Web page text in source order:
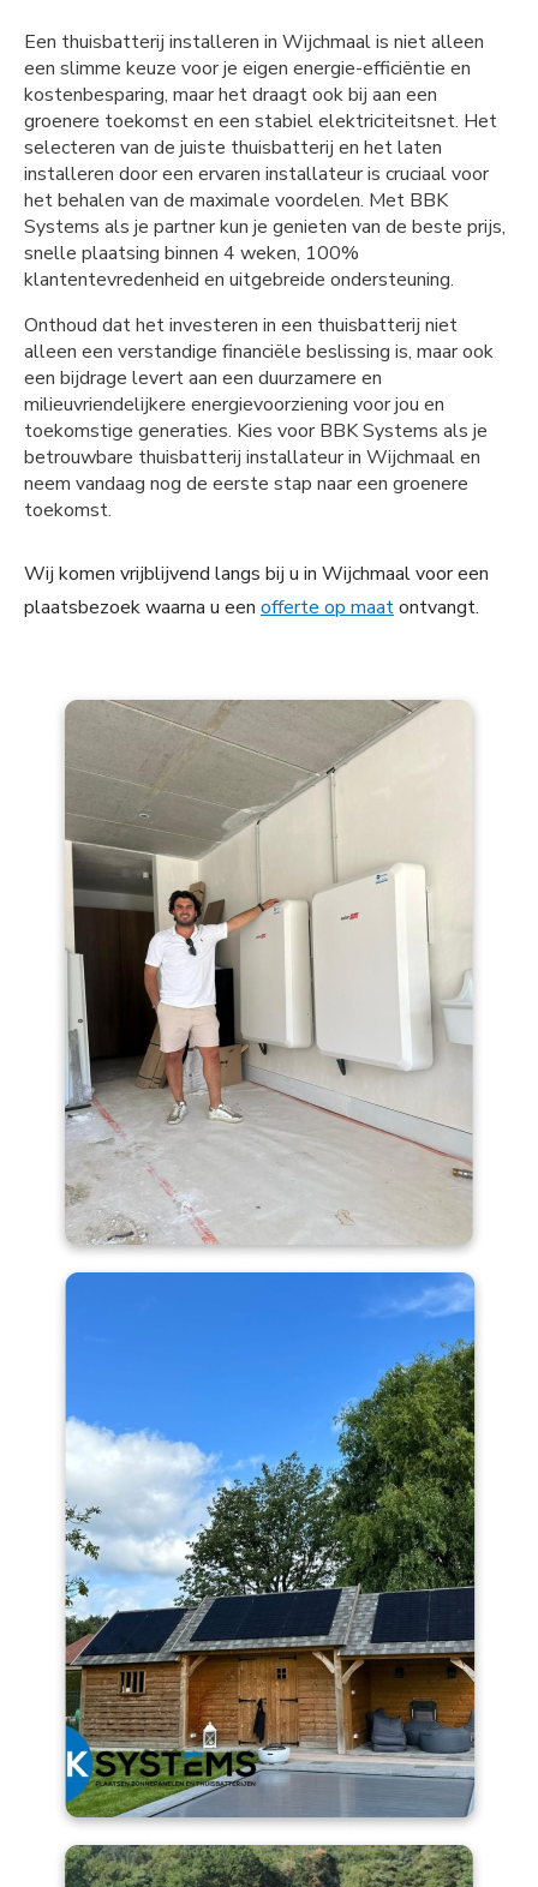
Een thuisbatterij installeren in Wijchmaal is niet alleen
een slimme keuze voor je eigen energie-efficiëntie en
kostenbesparing, maar het draagt ook bij aan een
groenere toekomst en een stabiel elektriciteitsnet. Het
selecteren van de juiste thuisbatterij en het laten
installeren door een ervaren installateur is cruciaal voor
het behalen van de maximale voordelen. Met BBK
Systems als je partner kun je genieten van de beste prijs,
snelle plaatsing binnen 4 weken, 100%
klantentevredenheid en uitgebreide ondersteuning.
Onthoud dat het investeren in een thuisbatterij niet
alleen een verstandige financiële beslissing is, maar ook
een bijdrage levert aan een duurzamere en
milieuvriendelijkere energievoorziening voor jou en
toekomstige generaties. Kies voor BBK Systems als je
betrouwbare thuisbatterij installateur in Wijchmaal en
neem vandaag nog de eerste stap naar een groenere
toekomst.
Wij komen vrijblijvend langs bij u in Wijchmaal voor een
plaatsbezoek waarna u een offerte op maatontvangt.